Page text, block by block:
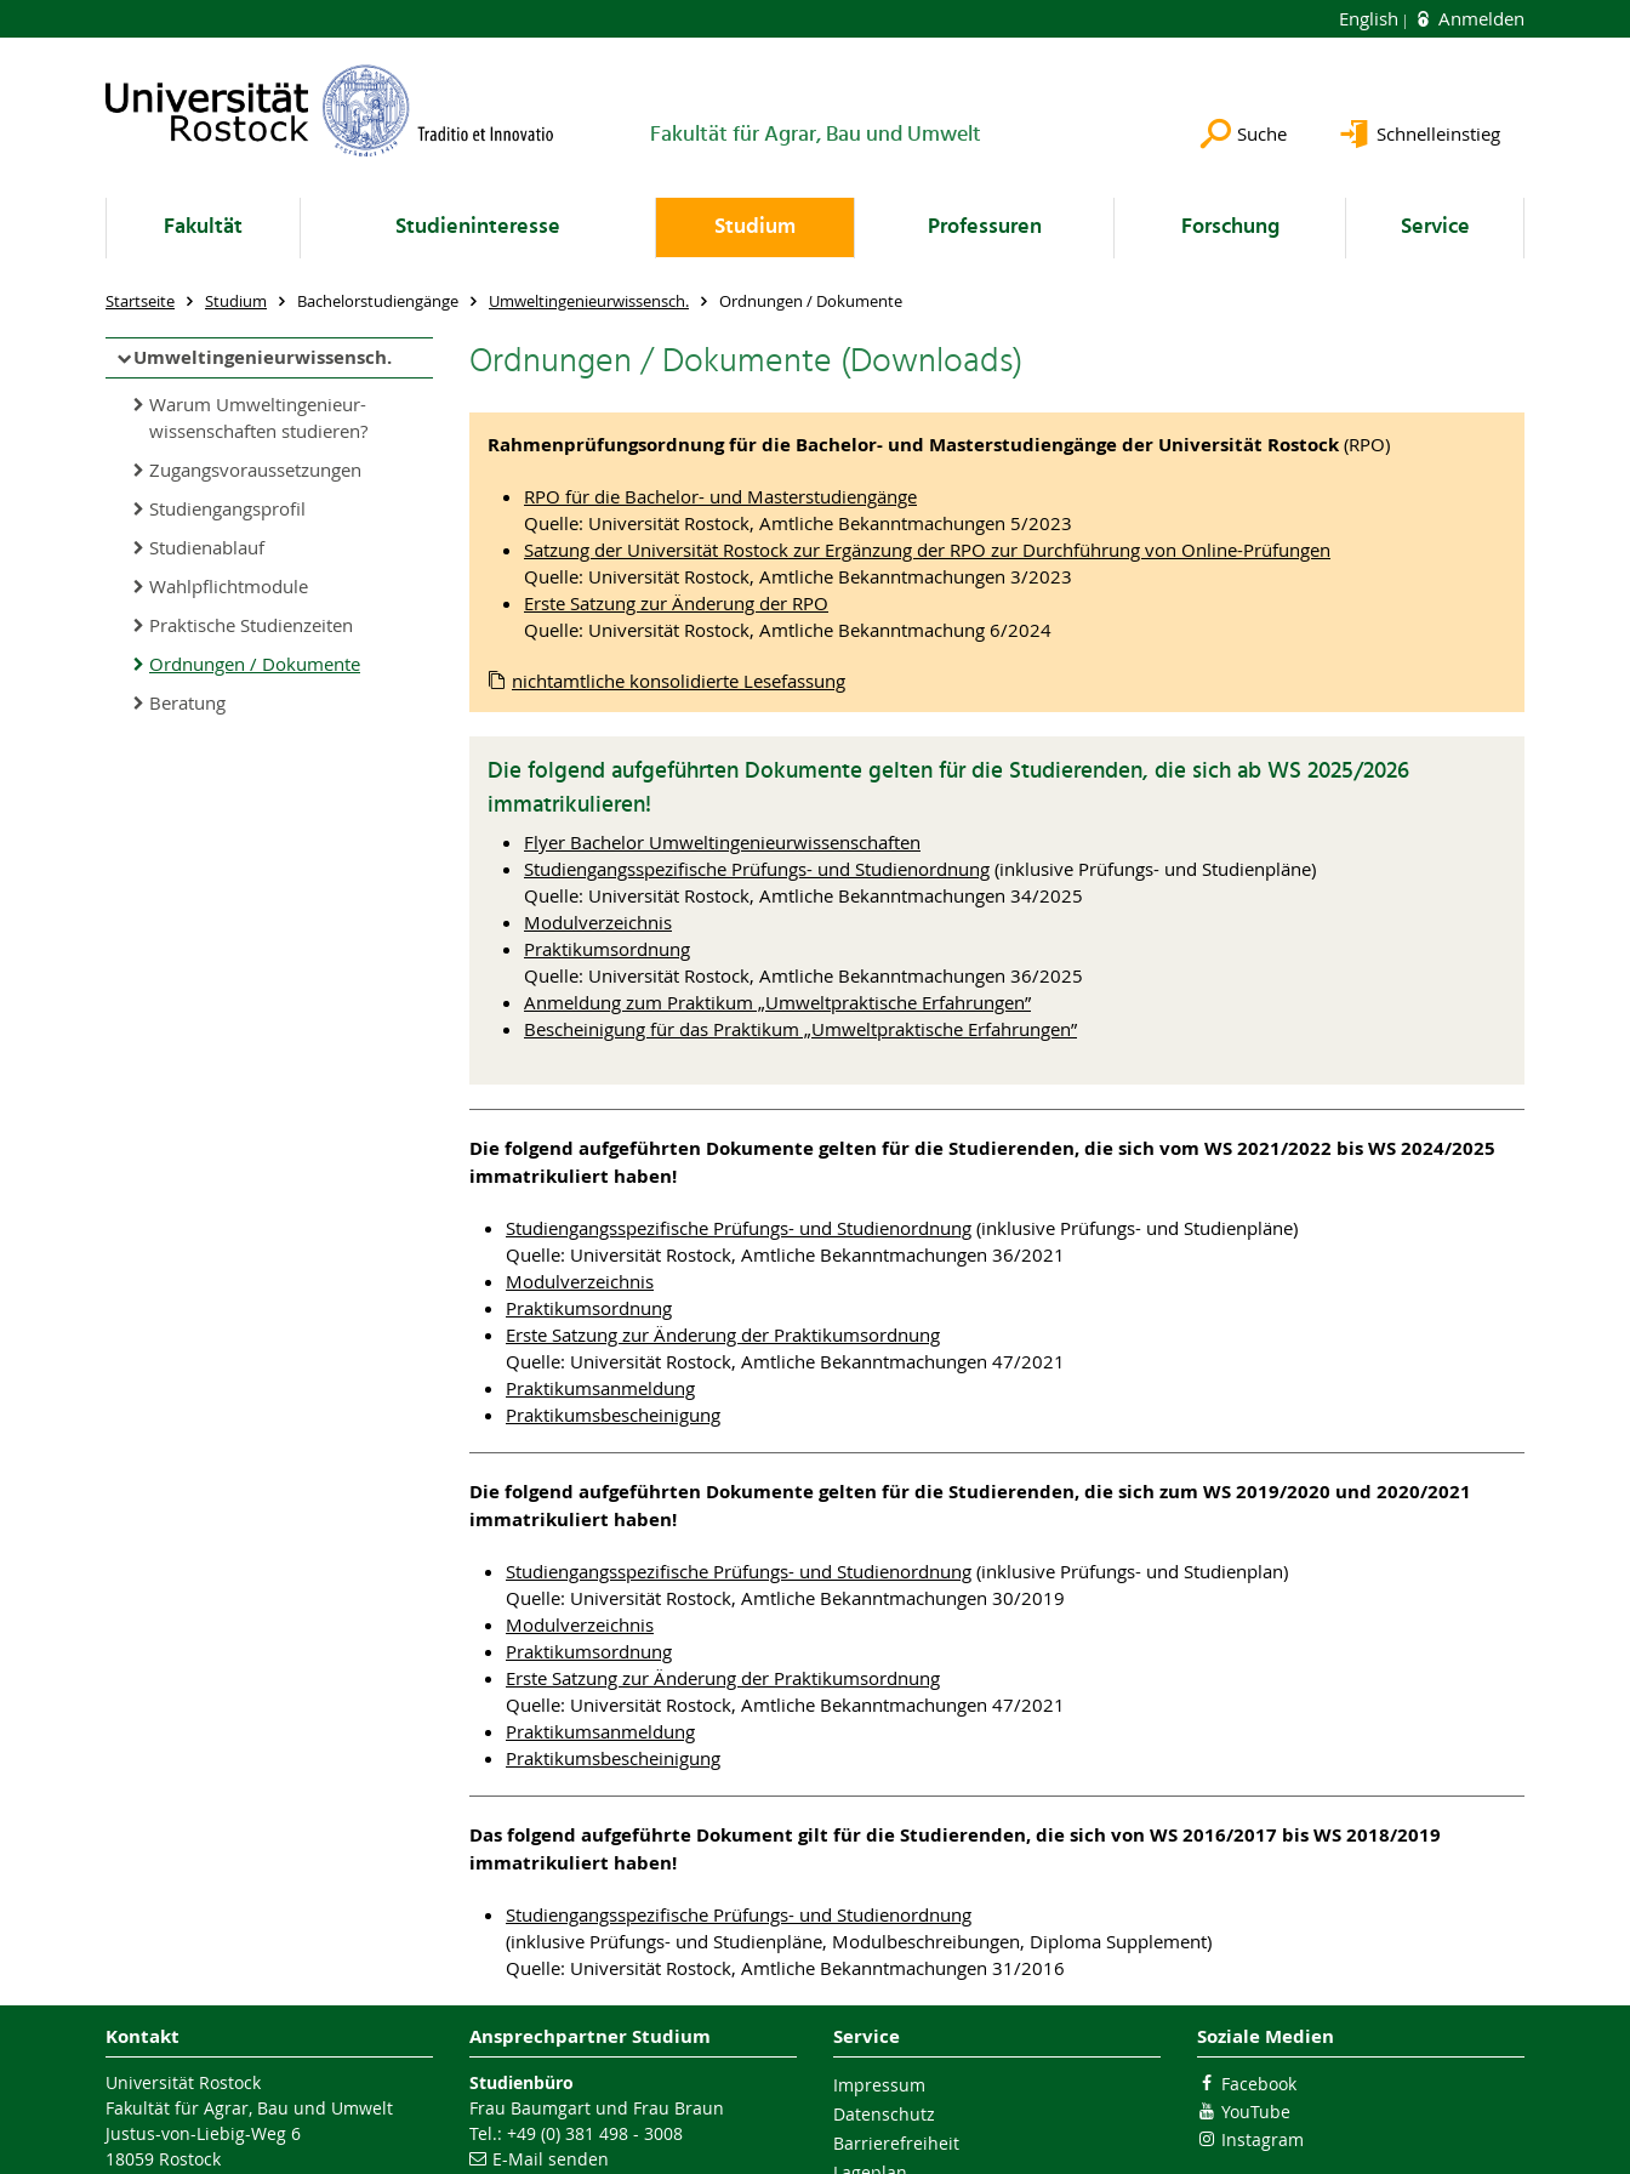
English Anmelden
Fakultät für Agrar, Bau und Umwelt Suche Schnelleinstieg
Fakultät Studieninteresse Studium Professuren Forschung Service
Startseite Studium Bachelorstudiengänge Umweltingenieurwissensch. Ordnungen / Dokumente
Umweltingenieurwissensch.
Warum Umweltingenieur-
wissenschaften studieren?
Zugangsvoraussetzungen
Studiengangsprofil
Studienablauf
Wahlpflichtmodule
Praktische Studienzeiten
Ordnungen / Dokumente
Beratung
Ordnungen / Dokumente (Downloads)
Rahmenprüfungsordnung für die Bachelor- und Masterstudiengänge der Universität Rostock (RPO)
RPO für die Bachelor- und Masterstudiengänge
Quelle: Universität Rostock, Amtliche Bekanntmachungen 5/2023
Satzung der Universität Rostock zur Ergänzung der RPO zur Durchführung von Online-Prüfungen
Quelle: Universität Rostock, Amtliche Bekanntmachungen 3/2023
Erste Satzung zur Änderung der RPO
Quelle: Universität Rostock, Amtliche Bekanntmachung 6/2024
nichtamtliche konsolidierte Lesefassung
Die folgend aufgeführten Dokumente gelten für die Studierenden, die sich ab WS 2025/2026
immatrikulieren!
Flyer Bachelor Umweltingenieurwissenschaften
Studiengangsspezifische Prüfungs- und Studienordnung (inklusive Prüfungs- und Studienpläne)
Quelle: Universität Rostock, Amtliche Bekanntmachungen 34/2025
Modulverzeichnis
Praktikumsordnung
Quelle: Universität Rostock, Amtliche Bekanntmachungen 36/2025
Anmeldung zum Praktikum „Umweltpraktische Erfahrungen”
Bescheinigung für das Praktikum „Umweltpraktische Erfahrungen”
Die folgend aufgeführten Dokumente gelten für die Studierenden, die sich vom WS 2021/2022 bis WS 2024/2025
immatrikuliert haben!
Studiengangsspezifische Prüfungs- und Studienordnung (inklusive Prüfungs- und Studienpläne)
Quelle: Universität Rostock, Amtliche Bekanntmachungen 36/2021
Modulverzeichnis
Praktikumsordnung
Erste Satzung zur Änderung der Praktikumsordnung
Quelle: Universität Rostock, Amtliche Bekanntmachungen 47/2021
Praktikumsanmeldung
Praktikumsbescheinigung
Die folgend aufgeführten Dokumente gelten für die Studierenden, die sich zum WS 2019/2020 und 2020/2021
immatrikuliert haben!
Studiengangsspezifische Prüfungs- und Studienordnung (inklusive Prüfungs- und Studienplan)
Quelle: Universität Rostock, Amtliche Bekanntmachungen 30/2019
Modulverzeichnis
Praktikumsordnung
Erste Satzung zur Änderung der Praktikumsordnung
Quelle: Universität Rostock, Amtliche Bekanntmachungen 47/2021
Praktikumsanmeldung
Praktikumsbescheinigung
Das folgend aufgeführte Dokument gilt für die Studierenden, die sich von WS 2016/2017 bis WS 2018/2019
immatrikuliert haben!
Studiengangsspezifische Prüfungs- und Studienordnung
(inklusive Prüfungs- und Studienpläne, Modulbeschreibungen, Diploma Supplement)
Quelle: Universität Rostock, Amtliche Bekanntmachungen 31/2016
Kontakt
Universität Rostock
Fakultät für Agrar, Bau und Umwelt
Justus-von-Liebig-Weg 6
18059 Rostock
Ansprechpartner Studium
Studienbüro
Frau Baumgart und Frau Braun
Tel.: +49 (0) 381 498 - 3008
E-Mail senden
Service
Impressum
Datenschutz
Barrierefreiheit
Soziale Medien
Facebook
YouTube
Instagram